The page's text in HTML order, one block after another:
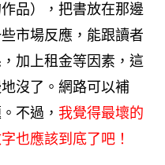
品），把書放在那邊
市場反應，能跟讀者
加上租金等因素，這
沒了。網路可以補
不過， 我覺得最壞的
也應該到底了吧！